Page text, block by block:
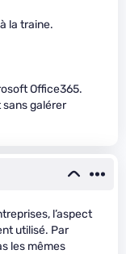
la traine.
Office365.
sans galérer
l’aspect
utilisé. Par
les mêmes